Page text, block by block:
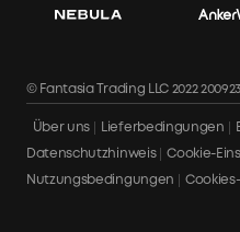
© Fantasia Trading LLC 2022
Über uns Lieferbedingungen
Datenschutzhinweis Cookie-
Nutzungsbedingungen